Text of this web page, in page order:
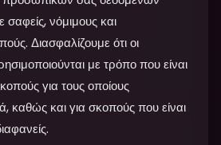
σαφείς, νόμιμους και
Διασφαλίζουμε ότι οι
με τρόπο που είναι
για τους οποίους
καθώς και για σκοπούς που είναι